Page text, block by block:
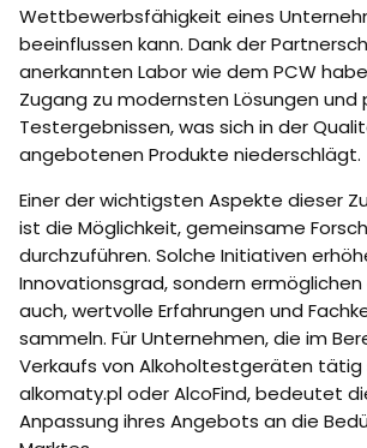
Wettbewerbsfähigkeit eines
beeinflussen kann. Dank der
anerkannten Labor wie dem PCW
Zugang zu modernsten Lösungen und
Testergebnissen, was sich in der
angebotenen Produkte niederschlägt.
Einer der wichtigsten Aspekte dieser
ist die Möglichkeit, gemeinsame
durchzuführen. Solche Initiativen
Innovationsgrad, sondern
auch, wertvolle Erfahrungen und
sammeln. Für Unternehmen, die im
Verkaufs von Alkoholtestgeräten tätig
alkomaty.pl oder AlcoFind, bedeutet
Anpassung ihres Angebots an die